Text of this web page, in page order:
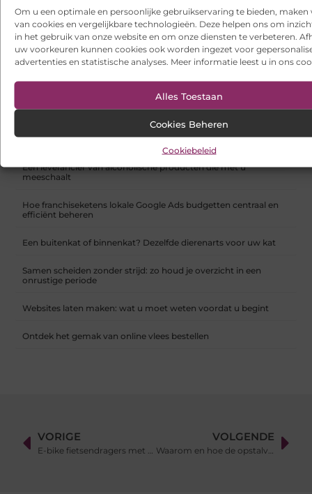
Om u een optimale en persoonlijke gebruikservaring te bieden, maken
van cookies en vergelijkbare technologieën. Deze helpen ons om
in het gebruik van onze website en om onze diensten te verbeteren.
uw voorkeuren kunnen cookies ook worden ingezet voor
advertenties en statistische analyses. Meer informatie leest u in ons
Alles Toestaan
Cookies Beheren
Cookiebeleid
Service Expert Bol.com
RECENTE BERICHTEN
Een leverancier van alcoholische producten die met u
meeschaalt
Hoe franchiseketens lokale Google Ads budgetten centraal en
efficiënt beheren
Een buitenkat of binnenkat? Dezelfde dierenarts voor uw kat
Samen scheiden zonder strijd: zo houd je overzicht in een
onrustige periode
Websites laten maken: wat u moet weten voordat u begint
Ontdek het gemak van online vlees bestellen
VORIGE
E-bike fietsendragers met de beste prijs-kwaliteitverhouding
VOLGENDE
Waarom en hoe de opstalverzekering vergelijken?